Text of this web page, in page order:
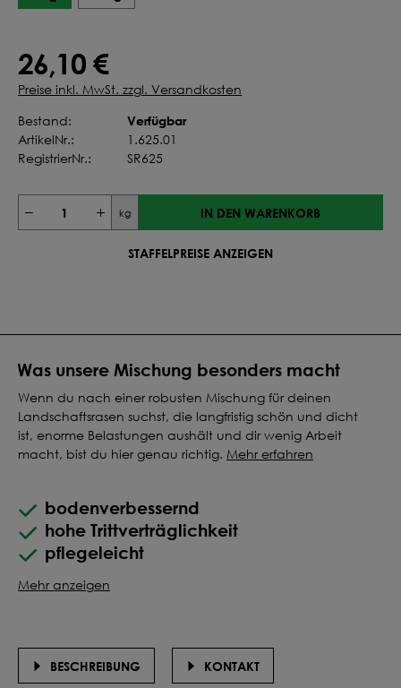
Was unsere Mischung besonders macht
Wenn du nach einer robusten Mischung für deinen
Landschaftsrasen suchst, die langfristig schön und dicht
ist, enorme Belastungen aushält und dir wenig Arbeit
macht, bist du hier genau richtig. Mehr erfahren
bodenverbessernd
hohe Trittverträglichkeit
pflegeleicht
Mehr anzeigen
26,10 €
Preise inkl. MwSt. zzgl. Versandkosten
Bestand:
Verfügbar
ArtikelNr.:
1.625.01
RegistrierNr.:
SR625
kg IN DEN WARENKORB
STAFFELPREISE ANZEIGEN
BESCHREIBUNG KONTAKT